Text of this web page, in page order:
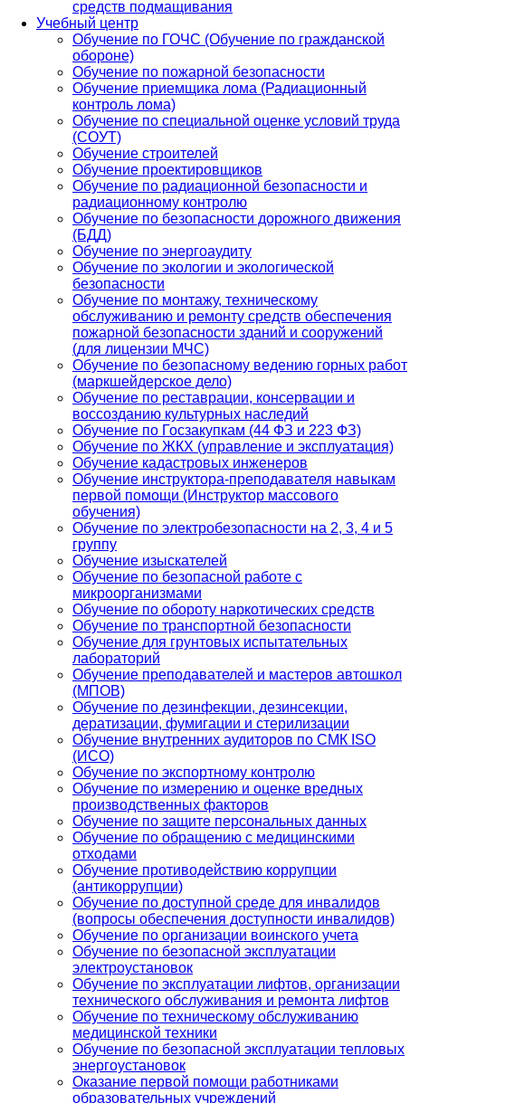
средств подмащивания
Учебный центр
Обучение по ГОЧС (Обучение по гражданской
обороне)
Обучение по пожарной безопасности
Обучение приемщика лома (Радиационный
контроль лома)
Обучение по специальной оценке условий труда
(СОУТ)
Обучение строителей
Обучение проектировщиков
Обучение по радиационной безопасности и
радиационному контролю
Обучение по безопасности дорожного движения
(БДД)
Обучение по энергоаудиту
Обучение по экологии и экологической
безопасности
Обучение по монтажу, техническому
обслуживанию и ремонту средств обеспечения
пожарной безопасности зданий и сооружений
(для лицензии МЧС)
Обучение по безопасному ведению горных работ
(маркшейдерское дело)
Обучение по реставрации, консервации и
воссозданию культурных наследий
Обучение по Госзакупкам (44 ФЗ и 223 ФЗ)
Обучение по ЖКХ (управление и эксплуатация)
Обучение кадастровых инженеров
Обучение инструктора-преподавателя навыкам
первой помощи (Инструктор массового
обучения)
Обучение по электробезопасности на 2, 3, 4 и 5
группу
Обучение изыскателей
Обучение по безопасной работе с
микроорганизмами
Обучение по обороту наркотических средств
Обучение по транспортной безопасности
Обучение для грунтовых испытательных
лабораторий
Обучение преподавателей и мастеров автошкол
(МПОВ)
Обучение по дезинфекции, дезинсекции,
дератизации, фумигации и стерилизации
Обучение внутренних аудиторов по СМК ISO
(ИСО)
Обучение по экспортному контролю
Обучение по измерению и оценке вредных
производственных факторов
Обучение по защите персональных данных
Обучение по обращению с медицинскими
отходами
Обучение противодействию коррупции
(антикоррупции)
Обучение по доступной среде для инвалидов
(вопросы обеспечения доступности инвалидов)
Обучение по организации воинского учета
Обучение по безопасной эксплуатации
электроустановок
Обучение по эксплуатации лифтов, организации
технического обслуживания и ремонта лифтов
Обучение по техническому обслуживанию
медицинской техники
Обучение по безопасной эксплуатации тепловых
энергоустановок
Оказание первой помощи работниками
образовательных учреждений